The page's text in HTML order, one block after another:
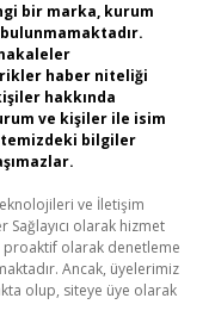
bir marka, kurum
haber niteliği
hakkında
ve kişiler ile isim
bilgiler
ve İletişim
Sağlayıcı olarak hizmet
olarak denetleme
Ancak, üyelerimiz
olup, siteye üye olarak